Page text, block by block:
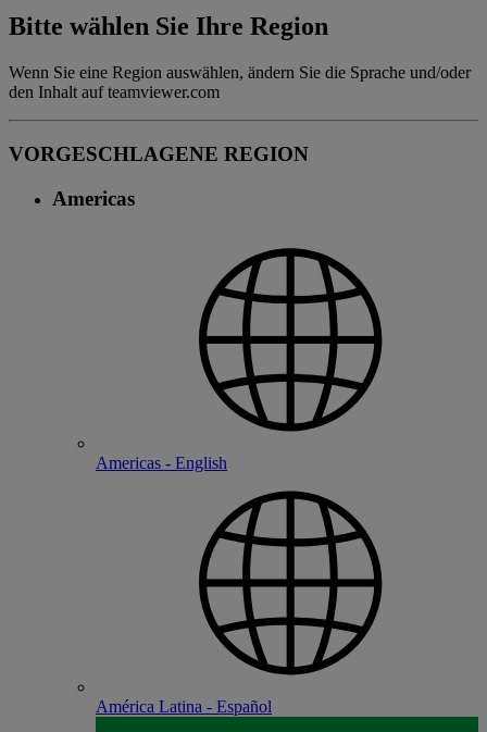
Bitte wählen Sie Ihre Region
Wenn Sie eine Region auswählen, ändern Sie die Sprache und/oder
den Inhalt auf teamviewer.com
VORGESCHLAGENE REGION
Americas
Americas - English
América Latina - Español